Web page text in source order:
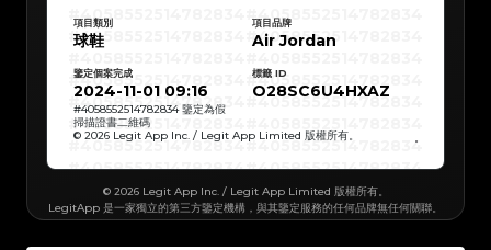
#5216693512454378
#5216693512454378
#5216693512454378
#5216693512454378
#5216693512454378
#5216693512454378
#5216693512454378
#5216693512454378
#5216693512454378
#5216693512454378
#5216693512454378#5216693512454378
#5216693512454378#5216693512454378
#5216693512454378#5216693512454378
#5216693512454378#5216693512454378
#5216693512454378
#5216693512454378
#5216693512454378
#5216693512454378
#5216693512454378
#5216693512454378
#5216693512454378
#5216693512454378
#5216693512454378
#5216693512454378
#5216693512454378#5216693512454378
#5216693512454378#5216693512454378
#5216693512454378#5216693512454378
#4058552514782834
#4058552514782834
#4058552514782834
#4058552514782834
#4058552514782834
#4058552514782834
#4058552514782834
#4058552514782834
#4058552514782834
#4058552514782834#4058552514782834
#4058552514782834#4058552514782834
#4058552514782834#4058552514782834
#4058552514782834#4058552514782834
#4058552514782834#4058552514782834
#4058552514782834
#4058552514782834
#4058552514782834
#4058552514782834
#4058552514782834
#4058552514782834
#4058552514782834
#4058552514782834
#4058552514782834
#4058552514782834#4058552514782834
#4058552514782834#4058552514782834
#4058552514782834#4058552514782834
#4058552514782834 #4058552514782834
項目類別
球鞋
項目品牌
Air Jordan
鑒定個案完成
2024-11-01 09:16
標籤 ID
O28SC6U4HXAZ
#4058552514782834 鑒定為假
掃描證書二維碼
© 2026 Legit App Inc. / Legit App Limited 版權所有。
© 2026 Legit App Inc. / Legit App Limited 版權所有。
LegitApp 是一家獨立的第三方鑒定機構，與其鑒定服務的任何品牌無任何關聯。